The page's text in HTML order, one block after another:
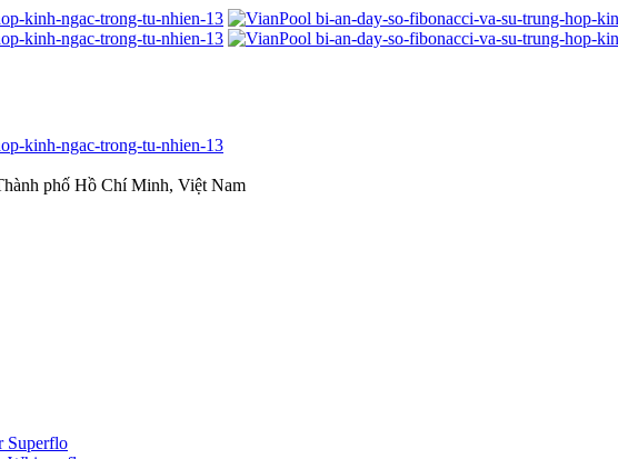
phố Hồ Chí Minh, Việt Nam
Superflo